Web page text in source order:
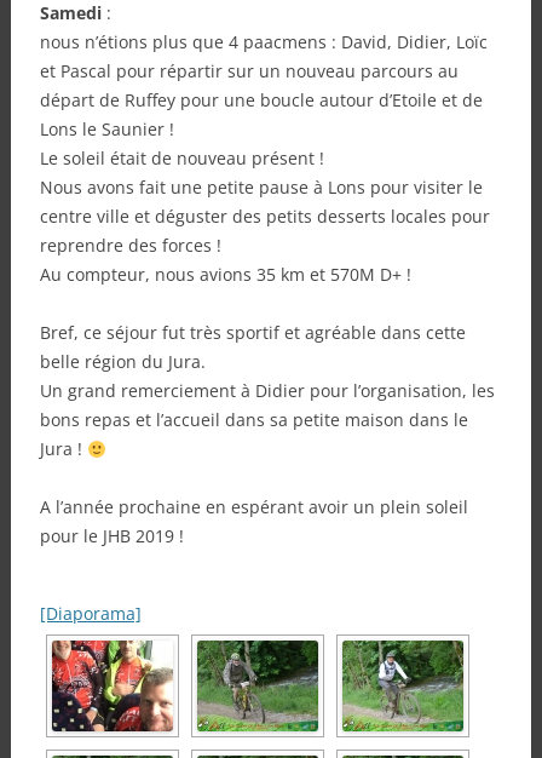
Samedi:
nous n’étions plus que 4 paacmens : David, Didier, Loïc
et Pascal pour répartir sur un nouveau parcours au
départ de Ruffey pour une boucle autour d’Etoile et de
Lons le Saunier !
Le soleil était de nouveau présent !
Nous avons fait une petite pause à Lons pour visiter le
centre ville et déguster des petits desserts locales pour
reprendre des forces !
Au compteur, nous avions 35 km et 570M D+ !
Bref, ce séjour fut très sportif et agréable dans cette
belle région du Jura.
Un grand remerciement à Didier pour l’organisation, les
bons repas et l’accueil dans sa petite maison dans le
Jura !
A l’année prochaine en espérant avoir un plein soleil
pour le JHB 2019 !
[Diaporama]